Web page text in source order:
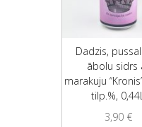
Dadzis,
ābolu sidrs
marakuju
tilp.%, 0,44L
3,90 €